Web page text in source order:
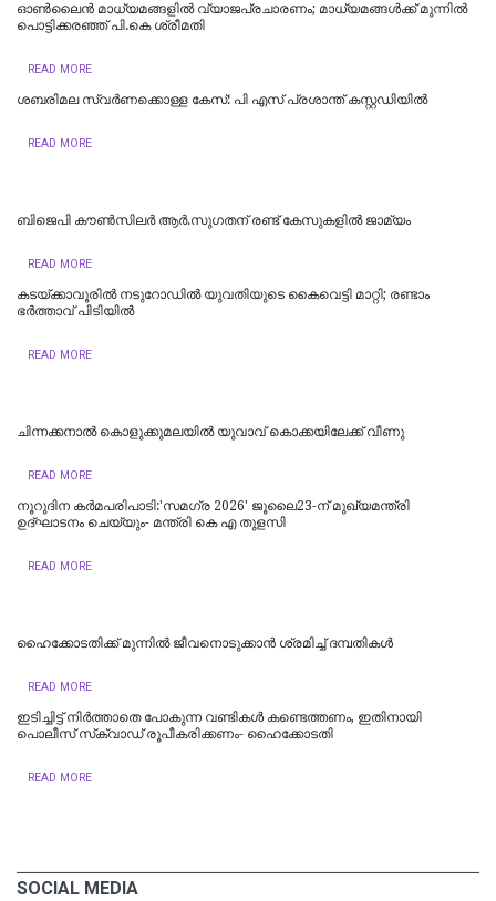
ഓൺലൈൻ മാധ്യമങ്ങളിൽ വ്യാജപ്രചാരണം; മാധ്യമങ്ങൾക്ക് മുന്നിൽ
പൊട്ടിക്കരഞ്ഞ് പി.കെ ശ്രീമതി
READ MORE
ശബരിമല സ്വര്‍ണക്കൊള്ള കേസ്: പി എസ് പ്രശാന്ത് കസ്റ്റഡിയില്‍
READ MORE
ബിജെപി കൗണ്‍സിലര്‍ ആര്‍.സുഗതന് രണ്ട് കേസുകളില്‍ ജാമ്യം
READ MORE
കടയ്ക്കാവൂരിൽ നടുറോഡില്‍ യുവതിയുടെ കൈവെട്ടി മാറ്റി; രണ്ടാം
ഭര്‍ത്താവ് പിടിയിൽ
READ MORE
ചിന്നക്കനാൽ കൊളുക്കുമലയില്‍ യുവാവ് കൊക്കയിലേക്ക് വീണു
READ MORE
നൂറുദിന കർമപരിപാടി:'സമഗ്ര 2026' ജൂലൈ23-ന് മുഖ്യമന്ത്രി
ഉദ്ഘാടനം ചെയ്യും- മന്ത്രി കെ എ തുളസി
READ MORE
ഹൈക്കോടതിക്ക് മുന്നില്‍ ജീവനൊടുക്കാന്‍ ശ്രമിച്ച് ദമ്പതികള്‍
READ MORE
ഇടിച്ചിട്ട് നിര്‍ത്താതെ പോകുന്ന വണ്ടികള്‍ കണ്ടെത്തണം, ഇതിനായി
പൊലീസ് സ്‌ക്വാഡ് രൂപീകരിക്കണം- ഹൈക്കോടതി
READ MORE
SOCIAL MEDIA